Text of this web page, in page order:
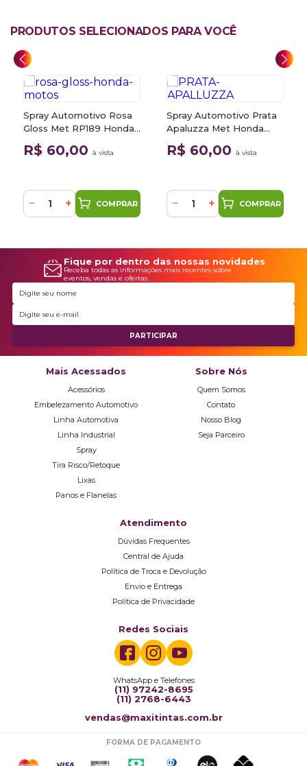
PRODUTOS SELECIONADOS PARA VOCÊ
Spray Automotivo Rosa
Gloss Met RP189 Honda
Motos + Spray Verniz
300ml
R$ 60,00 à vista
− + COMPRAR
Spray Automotivo Prata
Apaluzza Met Honda
Motos + Verniz Spray
300ml
R$ 60,00 à vista
− + COMPRAR
Fique por dentro das nossas novidades
Receba todas as informações mais recentes sobre
eventos, vendas e ofertas.
Mais Acessados
Acessórios
Embelezamento Automotivo
Linha Automotiva
Linha Industrial
Spray
Tira Risco/Retoque
Lixas
Panos e Flanelas
Sobre Nós
Quem Somos
Contato
Nosso Blog
Seja Parceiro
Atendimento
Dúvidas Frequentes
Central de Ajuda
Política de Troca e Devolução
Envio e Entrega
Política de Privacidade
Redes Sociais
WhatsApp e Telefones
(11) 97242-8695
(11) 2768-6443
vendas@maxitintas.com.br
FORMA DE PAGAMENTO